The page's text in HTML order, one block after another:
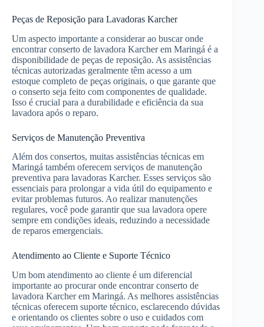
Peças de Reposição para Lavadoras Karcher
Um aspecto importante a considerar ao buscar onde
encontrar conserto de lavadora Karcher em Maringá é a
disponibilidade de peças de reposição. As assistências
técnicas autorizadas geralmente têm acesso a um
estoque completo de peças originais, o que garante que
o conserto seja feito com componentes de qualidade.
Isso é crucial para a durabilidade e eficiência da sua
lavadora após o reparo.
Serviços de Manutenção Preventiva
Além dos consertos, muitas assistências técnicas em
Maringá também oferecem serviços de manutenção
preventiva para lavadoras Karcher. Esses serviços são
essenciais para prolongar a vida útil do equipamento e
evitar problemas futuros. Ao realizar manutenções
regulares, você pode garantir que sua lavadora opere
sempre em condições ideais, reduzindo a necessidade
de reparos emergenciais.
Atendimento ao Cliente e Suporte Técnico
Um bom atendimento ao cliente é um diferencial
importante ao procurar onde encontrar conserto de
lavadora Karcher em Maringá. As melhores assistências
técnicas oferecem suporte técnico, esclarecendo dúvidas
e orientando os clientes sobre o uso e cuidados com